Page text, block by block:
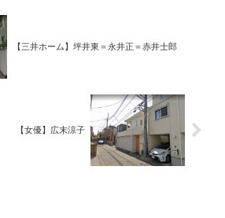
【三井ホーム】坪井東＝永井正＝赤井士郎
【女優】広末涼子